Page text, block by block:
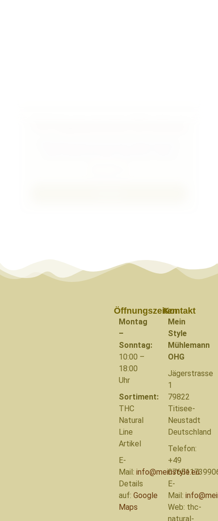
Kontakt
Mein
Style
Mühlemann
OHG
Jägerstrasse
1
79822
Titisee-
Neustadt
Deutschland
Telefon:
+49
E-
Mail:
Web: thc-
natural-
Öffnungszeiten
Montag
–
Sonntag:
10:00 –
18:00
Uhr
Sortiment:
THC
Natural
Line
Artikel
E-
Mail: info@meinstyle.eu
Details
auf:Google
Maps